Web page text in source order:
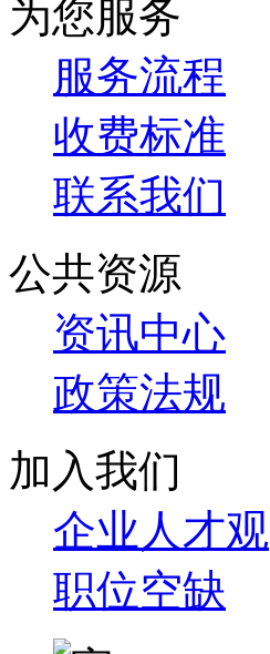
为您服务
服务流程
收费标准
联系我们
公共资源
资讯中心
政策法规
加入我们
企业人才观
职位空缺